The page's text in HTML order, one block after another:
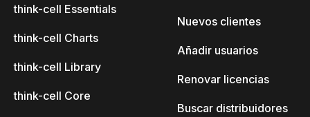
think-cell Essentials
think-cell Charts
think-cell Library
think-cell Core
Nuevos clientes
Añadir usuarios
Renovar licencias
Buscar distribuidores